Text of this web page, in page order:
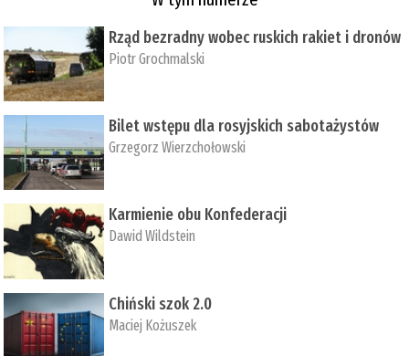
Rząd bezradny wobec ruskich rakiet i dronów
Piotr Grochmalski
Bilet wstępu dla rosyjskich sabotażystów
Grzegorz Wierzchołowski
Karmienie obu Konfederacji
Dawid Wildstein
Chiński szok 2.0
Maciej Kożuszek